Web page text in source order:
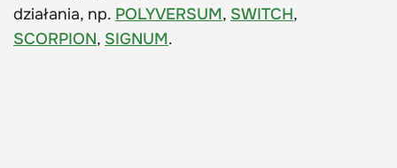
działania, np. POLYVERSUM, SWITCH,
SCORPION, SIGNUM.